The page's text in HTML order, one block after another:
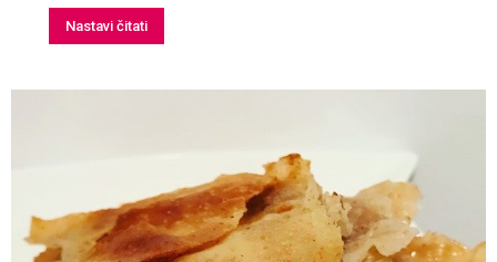
Nastavi čitati